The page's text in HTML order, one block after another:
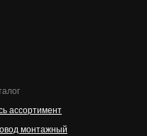
ассортимент
монтажный